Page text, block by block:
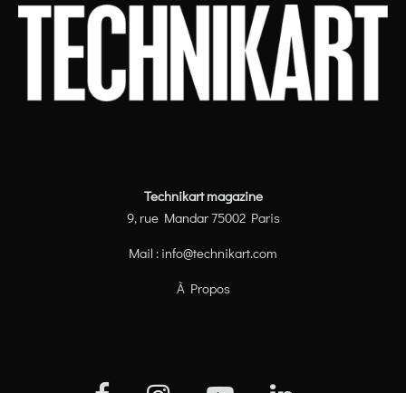
Technikart magazine
9, rue Mandar 75002 Paris
Mail : info@technikart.com
À Propos